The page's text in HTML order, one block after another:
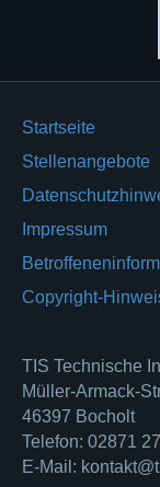
Startseite
Stellenangebote
Impressum
Copyright-
TIS Technische
Müller-Armack-
46397 Bocholt
Telefon: 02871
E-Mail: